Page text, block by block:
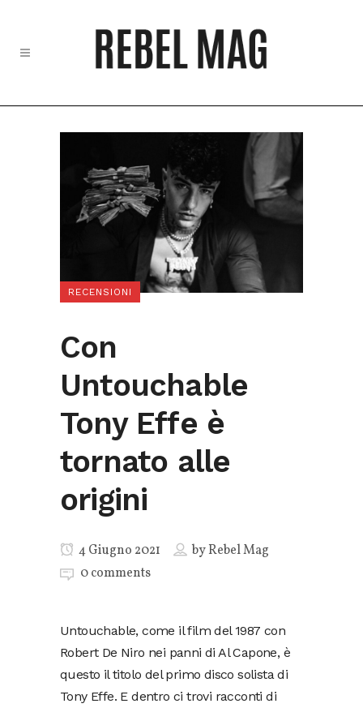
RECENSIONI
Con
Untouchable
Tony Effe è
tornato alle
origini
4 Giugno 2021 byRebel Mag
0 comments
Untouchable, come il film del 1987 con
Robert De Niro nei panni di Al Capone, è
questo il titolo del primo disco solista di
Tony Effe. E dentro ci trovi racconti di